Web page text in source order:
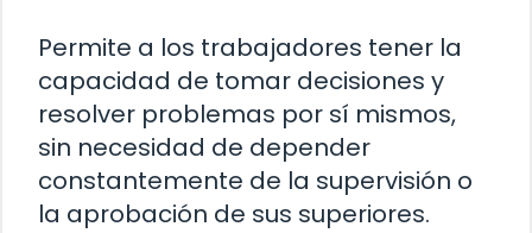
Permite a los trabajadores tener la
capacidad de tomar decisiones y
resolver problemas por sí mismos,
sin necesidad de depender
constantemente de la supervisión o
la aprobación de sus superiores.